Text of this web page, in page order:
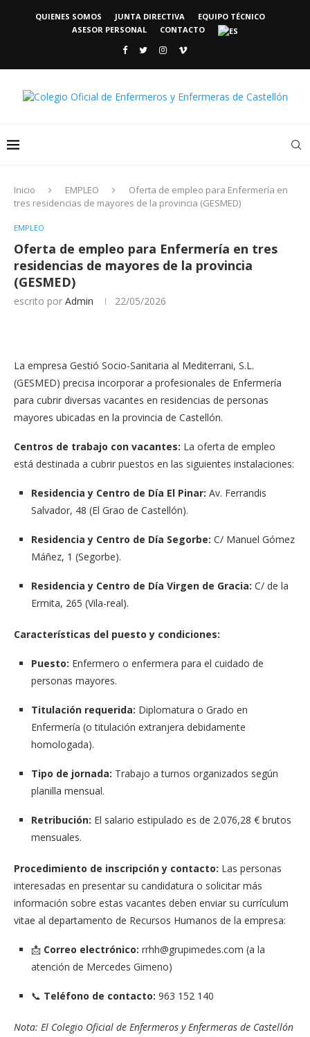
QUIENES SOMOS JUNTA DIRECTIVA
EQUIPO TÉCNICO
ASESOR PERSONAL
CONTACTO
Inicio EMPLEO
Oferta de empleo para Enfermería en
tres residencias de mayores de la provincia (GESMED)
EMPLEO
Oferta de empleo para Enfermería en tres
residencias de mayores de la provincia
(GESMED)
escrito por Admin 22/05/2026
La empresa Gestió Socio-Sanitaria al Mediterrani, S.L.
(GESMED) precisa incorporar a profesionales de Enfermería
para cubrir diversas vacantes en residencias de personas
mayores ubicadas en la provincia de Castellón.
Centros de trabajo con vacantes: La oferta de empleo
está destinada a cubrir puestos en las siguientes instalaciones:
Residencia y Centro de Día El Pinar: Av. Ferrandis
Salvador, 48 (El Grao de Castellón).
Residencia y Centro de Día Segorbe: C/ Manuel Gómez
Máñez, 1 (Segorbe).
Residencia y Centro de Día Virgen de Gracia: C/ de la
Ermita, 265 (Vila-real).
Características del puesto y condiciones:
Puesto: Enfermero o enfermera para el cuidado de
personas mayores.
Titulación requerida: Diplomatura o Grado en
Enfermería (o titulación extranjera debidamente
homologada).
Tipo de jornada: Trabajo a turnos organizados según
planilla mensual.
Retribución: El salario estipulado es de 2.076,28 € brutos
mensuales.
Procedimiento de inscripción y contacto: Las personas
interesadas en presentar su candidatura o solicitar más
información sobre estas vacantes deben enviar su currículum
vitae al departamento de Recursos Humanos de la empresa:
📩 Correo electrónico: rrhh@grupimedes.com (a la
atención de Mercedes Gimeno)
📞 Teléfono de contacto: 963 152 140
Nota: El Colegio Oficial de Enfermeros y Enfermeras de Castellón